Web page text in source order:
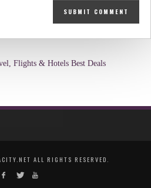
Flights & Hotels Best Deals
ALL RIGHTS RESERVED.